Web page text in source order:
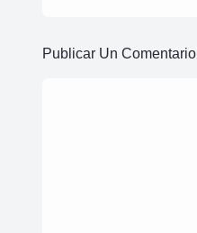
Publicar Un Comentario